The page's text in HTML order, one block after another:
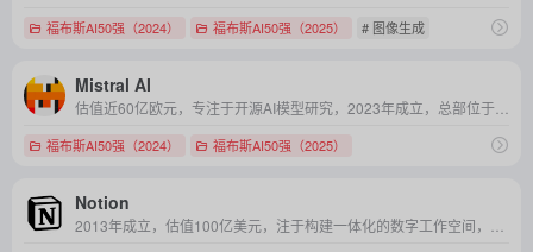
福布斯AI50强（2024） 福布斯AI50强（2025） # 图像生成
Mistral AI
福布斯AI50强（2024） 福布斯AI50强（2025）
Notion